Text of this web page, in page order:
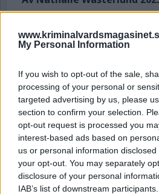
My Personal Information
If you wish to opt-out of the sale,
processing of your personal or
targeted advertising by us, please
section to confirm your selection.
opt-out request is processed you
interest-based ads based on
us or personal information
your opt-out. You may separately
disclosure of your personal
IAB’s list of downstream
olika anstalter, har
intagna på anstalten
projektet.
Körslaget är ett initiativ av
och har fått sitt namn efter
underhållningsprogrammet
TV4 . Intagna på sex olika
våren fått uppträda inför
initiativtagare Jeanette